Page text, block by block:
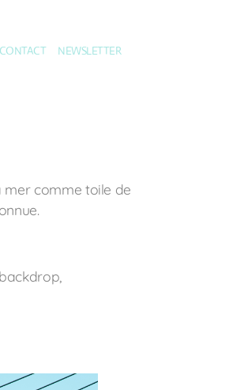
CONTACT NEWSLETTER
mer comme toile de